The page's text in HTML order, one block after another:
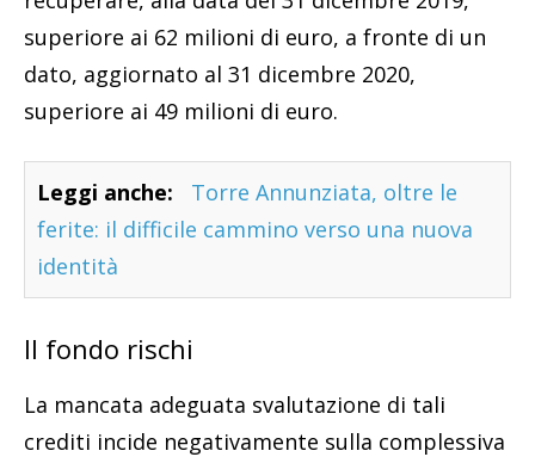
superiore ai 62 milioni di euro, a fronte di un
dato, aggiornato al 31 dicembre 2020,
superiore ai 49 milioni di euro.
Leggi anche:
Torre Annunziata, oltre le
ferite: il difficile cammino verso una nuova
identità
Il fondo rischi
La mancata adeguata svalutazione di tali
crediti incide negativamente sulla complessiva